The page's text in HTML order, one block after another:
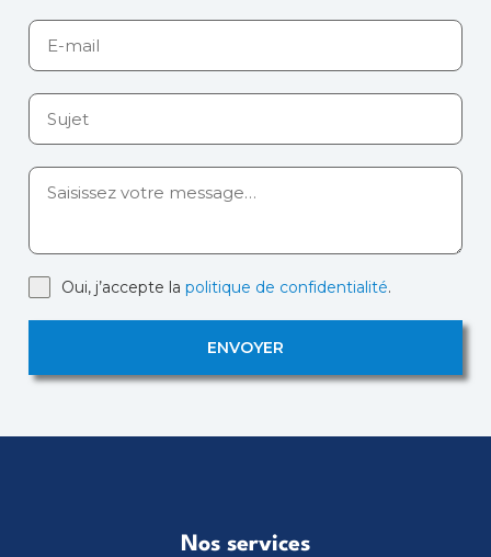
Oui, j’accepte la politique de confidentialité.
ENVOYER
Nos services